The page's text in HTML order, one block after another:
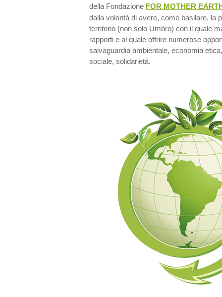
della Fondazione FOR MOTHER
dalla volontà di avere, come basilare, la
territorio (non solo Umbro) con il quale
rapporti e al quale offrire numerose
salvaguardia ambientale, economia
sociale, solidarietà.